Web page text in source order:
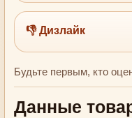
👎 Дизлайк
Будьте первым, кто
Данные